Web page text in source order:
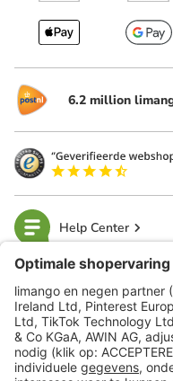
6.2 million
Help Center
limango
Veilig winkelen
Klantenservice